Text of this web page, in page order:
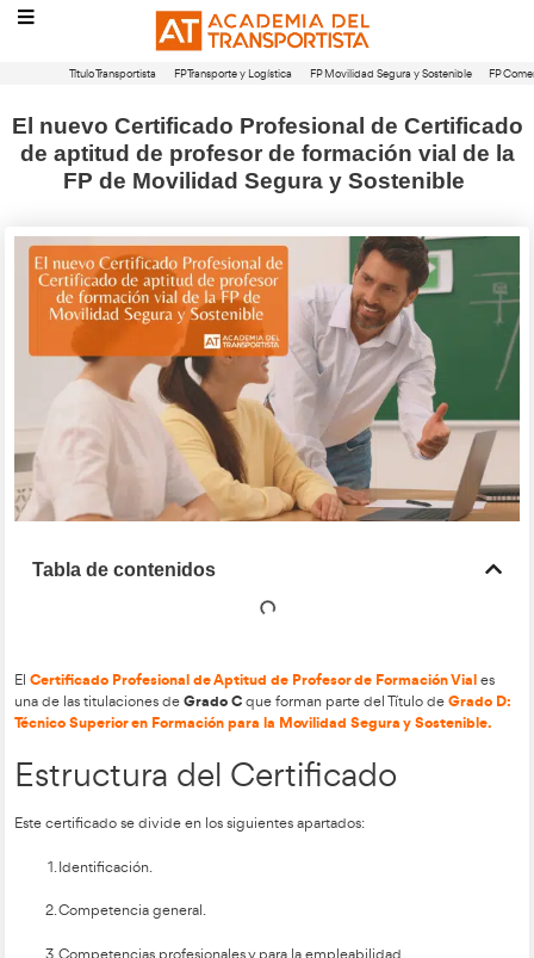
El nuevo Certificado Profesional de
de aptitud de profesor de
FP de Movilidad Segura y
Tabla de contenidos
Certificado Profesional de Aptitud de Profesor de
una de las titulaciones de